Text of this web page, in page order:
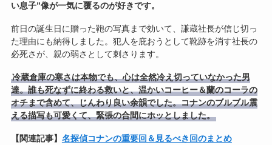
い息子”像が一気に覆るのが好きです。
前日の誕生日に贈った鞄の写真まで効いて、謙蔵社長が信じ切っ
た理由にも納得しました。犯人を庇おうとして靴跡を消す社長の
必死さが、親の弱さとして刺さります。
冷蔵倉庫の寒さは本物でも、心は全然冷え切っていなかった男
達。誰も死なずに終わる救いと、温かいコーヒー＆蘭のコーラの
オチまで含めて、じんわり良い余韻でした。コナンのブルブル震
える描写も可愛くて、緊張の合間にホッとしました。
【関連記事】 名探偵コナンの重要回＆見るべき回のまとめ